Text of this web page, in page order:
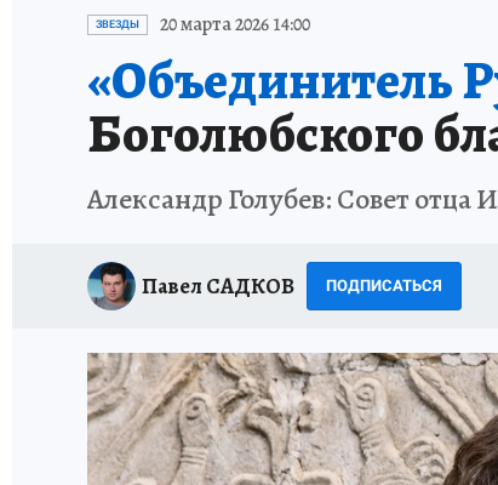
ИСПЫТАНО НА СЕБЕ
ЗВЕЗДЫ 20 марта 2026 14:00
«Объединитель
Боголюбского
Александр Голубев: Совет отца
Павел САДКОВ ПОДПИСАТЬСЯ